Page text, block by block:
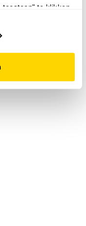
te klikken.